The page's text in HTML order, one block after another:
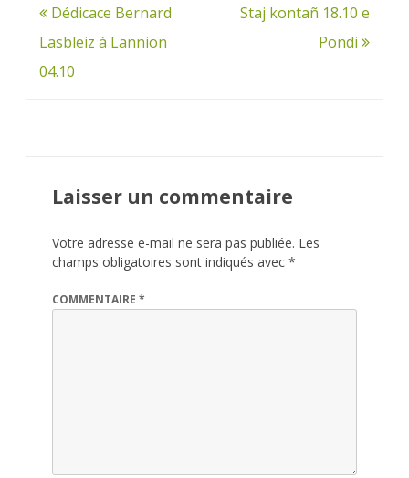
Navigation
de
l’article
Dédicace Bernard
Lasbleiz à Lannion
04.10
Staj kontañ 18.10 e
Pondi
Laisser un commentaire
Votre adresse e-mail ne sera pas publiée. Les
champs obligatoires sont indiqués avec *
COMMENTAIRE *